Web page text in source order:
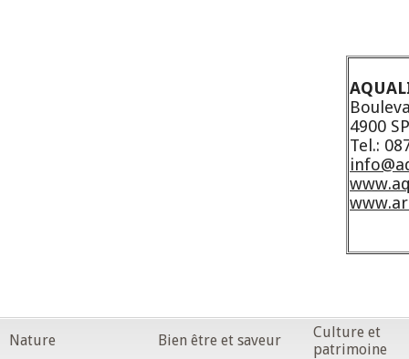
4900
Tel.:
Nature Bien être et saveur
Culture et
patrimoine